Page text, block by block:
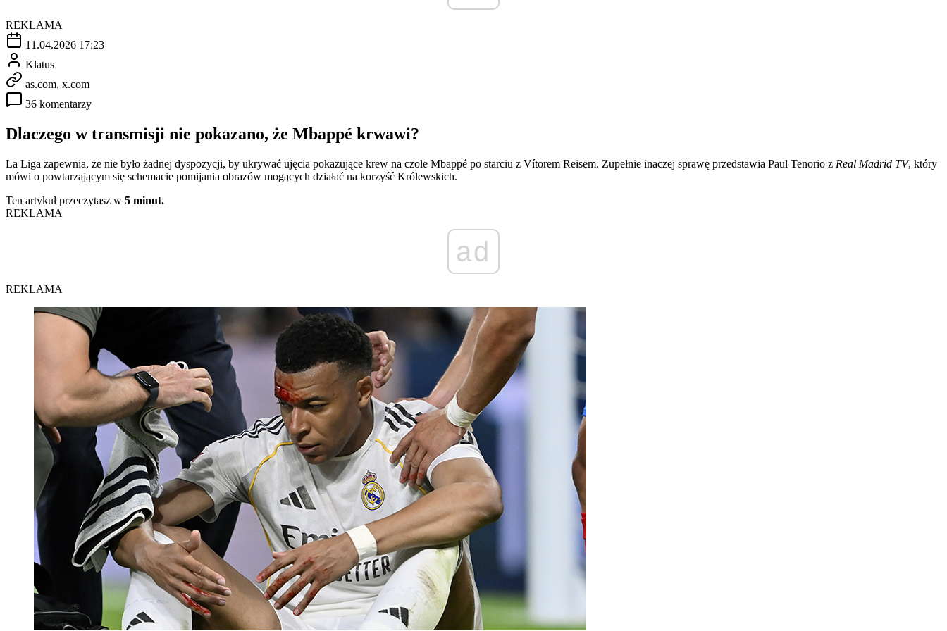
REKLAMA
11.04.2026 17:23
Klatus
as.com, x.com
36 komentarzy
Dlaczego w transmisji nie pokazano, że Mbappé krwawi?
La Liga zapewnia, że nie było żadnej dyspozycji, by ukrywać ujęcia pokazujące krew na czole Mbappé po starciu z Vítorem Reisem. Zupełnie inaczej sprawę przedstawia Paul Tenorio z Real Madrid TV, który
mówi o powtarzającym się schemacie pomijania obrazów mogących działać na korzyść Królewskich.
Ten artykuł przeczytasz w 5 minut.
REKLAMA
ad
REKLAMA